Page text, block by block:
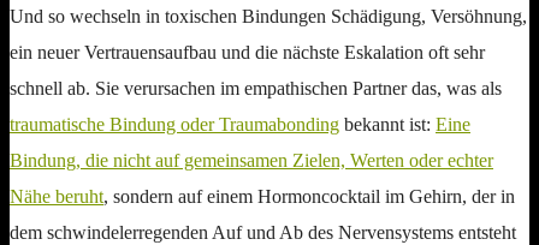
Und so wechseln in toxischen Bindungen Schädigung, Versöhnung,
ein neuer Vertrauensaufbau und die nächste Eskalation oft sehr
schnell ab. Sie verursachen im empathischen Partner das, was als
traumatische Bindung oder Traumabonding bekannt ist: Eine
Bindung, die nicht auf gemeinsamen Zielen, Werten oder echter
Nähe beruht, sondern auf einem Hormoncocktail im Gehirn, der in
dem schwindelerregenden Auf und Ab des Nervensystems entsteht